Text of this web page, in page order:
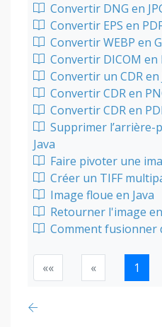
Convertir DNG en
Convertir EPS en
Convertir WEBP en
Convertir DICOM en
Convertir un CDR en
Convertir CDR en
Convertir CDR en
Supprimer l’arrière-
Java
Faire pivoter une
Créer un TIFF
Image floue en Java
Retourner l'image en
Comment fusionner
«« « 1